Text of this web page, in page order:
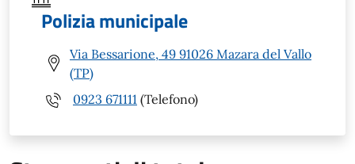
Polizia municipale
Via Bessarione, 49 91026 Mazara del Vallo
(TP)
0923 671111 (Telefono)